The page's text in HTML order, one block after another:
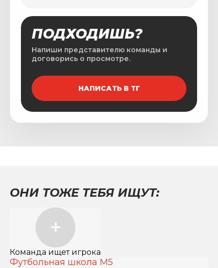
ПОДХОДИШЬ?
Напиши представителю команды и
договорись о просмотре.
НАПИСАТЬ В ТГ
ОНИ ТОЖЕ ТЕБЯ ИЩУТ:
Команда ищет игрока
Футбольная школа М5